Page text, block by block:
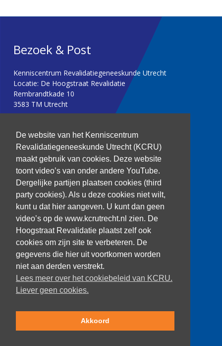
De website van het Kenniscentrum
Revalidatiegeneeskunde Utrecht (KCRU)
maakt gebruik van cookies. Deze website
toont video’s van onder andere YouTube.
Dergelijke partijen plaatsen cookies (third
party cookies). Als u deze cookies niet wilt,
kunt u dat hier aangeven. U kunt dan geen
video’s op de www.kcrutrecht.nl zien. De
Hoogstraat Revalidatie plaatst zelf ook
cookies om zijn site te verbeteren. De
gegevens die hier uit voortkomen worden
niet aan derden verstrekt.
Lees meer over het cookiebeleid van KCRU.
Liever geen cookies.
Akkoord
Bezoek & Post
Kenniscentrum Revalidatiegeneeskunde Utrecht
Locatie: De Hoogstraat Revalidatie
Rembrandtkade 10
3583 TM Utrecht
kenniscentrum@dehoogstraat.nl
Over het KCRU
Samenwerkingen
Onze onderzoekers
Procedure onderzoeker
Volg ons